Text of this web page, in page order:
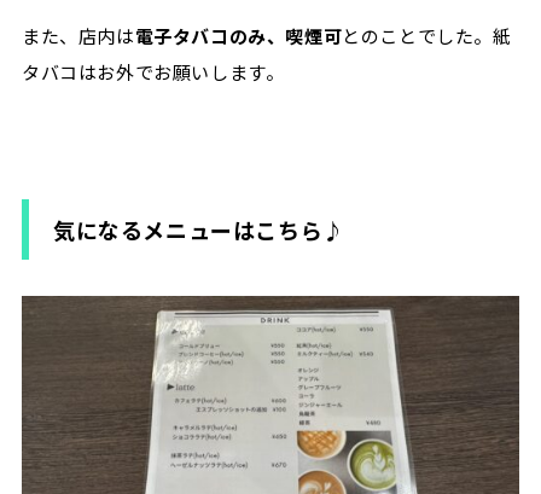
また、店内は電子タバコのみ、喫煙可とのことでした。紙
タバコはお外でお願いします。
気になるメニューはこちら♪